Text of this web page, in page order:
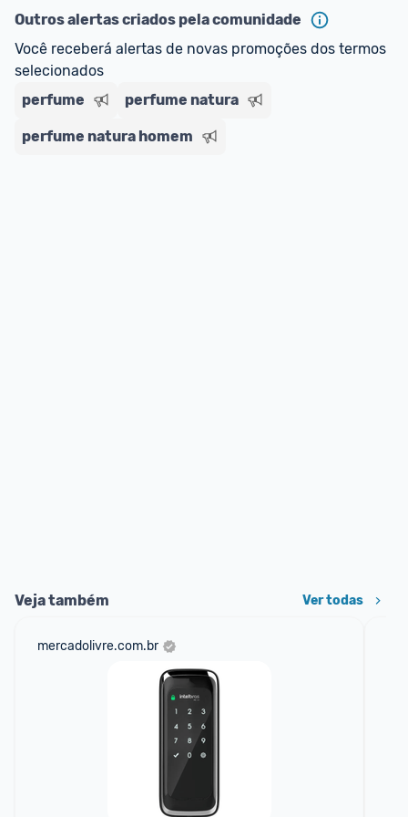
E lembre-se: você sempre pode contar ajuda da
comunidade para tirar dúvidas ou acionar os
nossos Admins marcando
comentário ou através do Fale com o Promobit.
Outros alertas criados pela comunidade
Você receberá alertas de novas promoções dos termos
selecionados
perfume
perfume natura
perfume natura homem
Veja também Ver todas
mercadolivre.com.br